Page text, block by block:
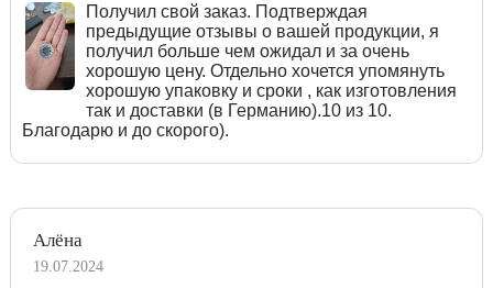
Получил свой заказ. Подтверждая
предыдущие отзывы о вашей продукции, я
получил больше чем ожидал и за очень
хорошую цену. Отдельно хочется упомянуть
хорошую упаковку и сроки , как изготовления
так и доставки (в Германию).10 из 10.
Благодарю и до скорого).
Алёна
19.07.2024